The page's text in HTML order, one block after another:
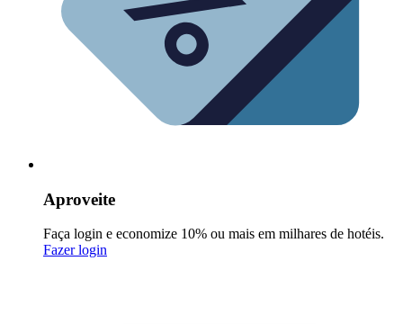
Aproveite
Faça login e economize 10% ou mais em milhares de hotéis.
Fazer login